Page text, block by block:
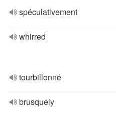
spéculativement
whirred
tourbillonné
brusquely